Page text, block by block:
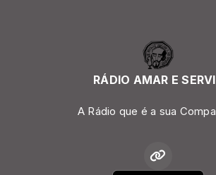
RÁDIO AMAR E
A Rádio que é a sua